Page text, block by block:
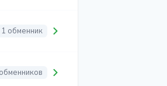
1 обменник